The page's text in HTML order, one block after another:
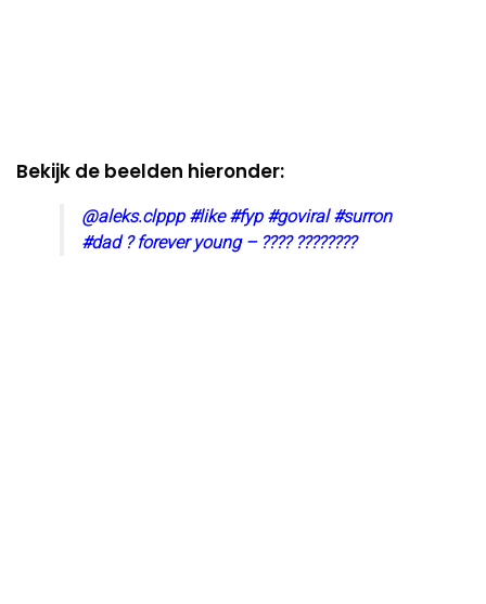
Bekijk de beelden hieronder:
@aleks.clppp #like #fyp #goviral #surron
#dad ? forever young – ???? ????????